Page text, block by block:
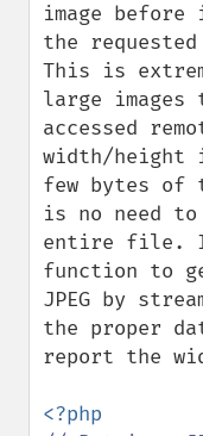
image
the
This is
large images
accessed
width/
few bytes
is no need to
entire file. I
function to
JPEG by
the proper
report the